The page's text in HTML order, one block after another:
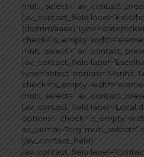
multi_select=”
[av_contact_field
(dd/mm/aaaa)’
check=’is_empty’
multi_select=”
[av_contact_field
type=’select’ options=’Manhã,
check=’is_empty’
multi_select=”
[av_contact_field label=’Local
options=” check=’is_empty’
av_uid=’av-7crg’
[/av_contact_field]
[av_contact_field